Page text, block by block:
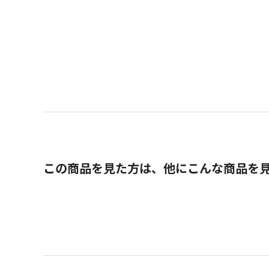
この商品を見た方は、他にこんな商品を